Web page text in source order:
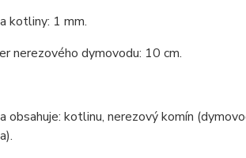
kotliny: 1 mm.
nerezového dymovodu: 10 cm.
obsahuje: kotlinu, nerezový komín